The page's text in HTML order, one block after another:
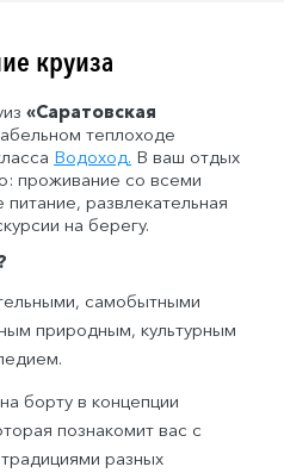
круиза
«Саратовская
теплоходе
Водоход. В ваш отдых
проживание со всеми
развлекательная
на берегу.
самобытными
природным, культурным
борту в концепции
познакомит вас с
разных